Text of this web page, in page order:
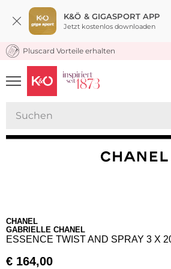
K&Ö & GIGASPORT APP
Jetzt kostenlos downloaden
KOSTENLOSER VERSAND* &
Pluscard Vorteile erhalten
UNSERE APP
CLICK &
CHANEL
GABRIELLE CHANEL
ESSENCE TWIST AND SPRAY 3 X
€ 164,00